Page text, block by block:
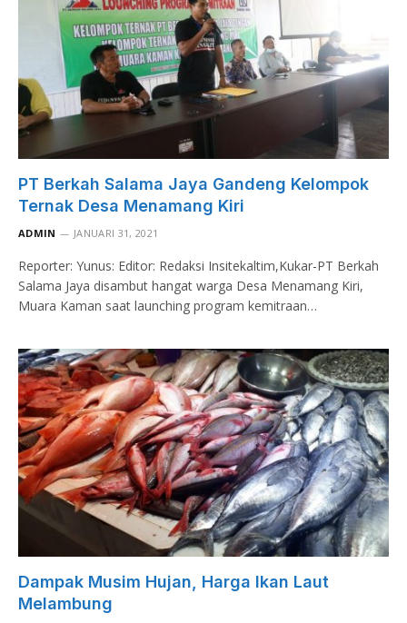
PT Berkah Salama Jaya Gandeng Kelompok
Ternak Desa Menamang Kiri
ADMIN JANUARI 31, 2021
Reporter: Yunus: Editor: Redaksi Insitekaltim,Kukar-PT Berkah
Salama Jaya disambut hangat warga Desa Menamang Kiri,
Muara Kaman saat launching program kemitraan…
Dampak Musim Hujan, Harga Ikan Laut
Melambung